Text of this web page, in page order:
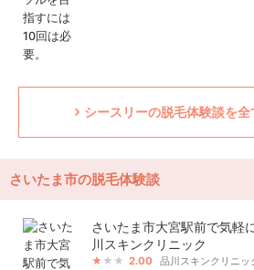
シースリーの脱毛体験談を全
さいたま市の脱毛体験談
さいたま市大宮駅前で気軽
川スキンクリニック
2.00 品川スキンクリニッ